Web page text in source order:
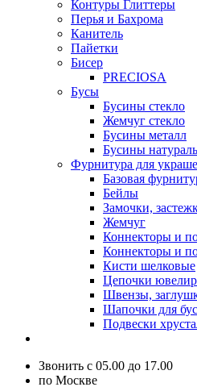
Контуры Глиттеры
Перья и Бахрома
Канитель
Пайетки
Бисер
PRECIOSA
Бусы
Бусины стекло
Жемчуг стекло
Бусины металл
Бусины
Фурнитура для
Базовая
Бейлы
Замочки,
Жемчуг
Коннекторы и
Коннекторы и
Кисти шелковые
Цепочки
Швензы,
Шапочки для бус
Подвески
Звонить с 05.00 до 17.00
по Москве